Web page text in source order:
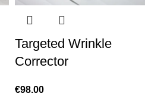
Targeted Wrinkle
Corrector
€98.00